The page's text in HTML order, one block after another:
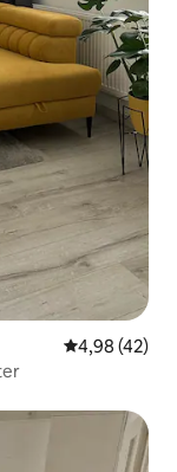
Gemiddelde
4,98 (42)